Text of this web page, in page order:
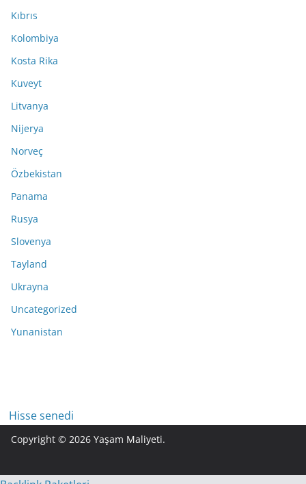
Kıbrıs
Kolombiya
Kosta Rika
Kuveyt
Litvanya
Nijerya
Norveç
Özbekistan
Panama
Rusya
Slovenya
Tayland
Ukrayna
Uncategorized
Yunanistan
Hisse senedi
Copyright © 2026 Yaşam Maliyeti.